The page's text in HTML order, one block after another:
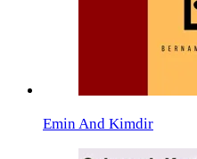
Emin And Kimdir